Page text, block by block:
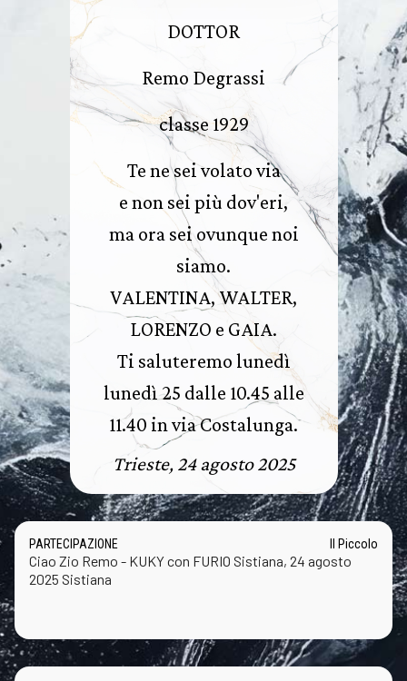
DOTTOR
Remo Degrassi
classe 1929
Te ne sei volato via
e non sei più dov'eri,
ma ora sei ovunque noi
siamo.
VALENTINA, WALTER,
LORENZO e GAIA.
Ti saluteremo lunedì
lunedì 25 dalle 10.45 alle
11.40 in via Costalunga.
Trieste, 24 agosto 2025
PARTECIPAZIONE Il Piccolo
Ciao Zio Remo - KUKY con FURIO Sistiana, 24 agosto
2025 Sistiana